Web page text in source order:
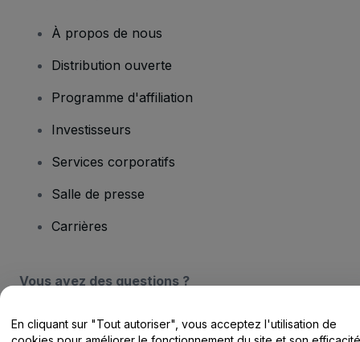
À propos de nous
Distribution ouverte
Programme d'affiliation
Investisseurs
Services corporatifs
Salle de presse
Carrières
Vous avez des questions ?
Centre d'assistance / Nous contacter
En cliquant sur "Tout autoriser", vous acceptez l'utilisation de